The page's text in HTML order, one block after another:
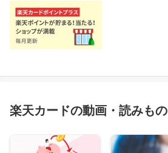
楽天カードの動画・読みもの